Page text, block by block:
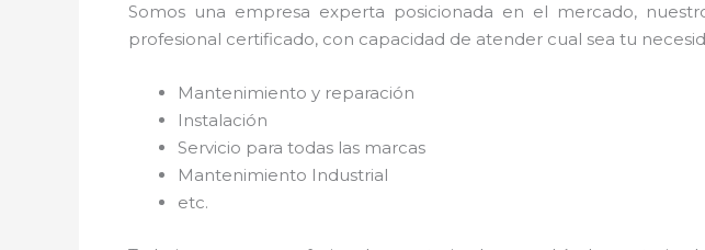
Somos una empresa experta posicionada en el mercado,
profesional certificado, con capacidad de atender cual sea tu
Mantenimiento y reparación
Instalación
Servicio para todas las marcas
Mantenimiento Industrial
etc.